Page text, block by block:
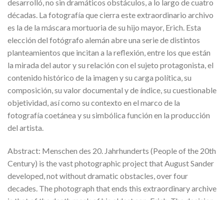
desarrolló, no sin dramáticos obstáculos, a lo largo de cuatro
décadas. La fotografía que cierra este extraordinario archivo
es la de la máscara mortuoria de su hijo mayor, Erich. Esta
elección del fotógrafo alemán abre una serie de distintos
planteamientos que incitan a la reflexión, entre los que están
la mirada del autor y su relación con el sujeto protagonista, el
contenido histórico de la imagen y su carga política, su
composición, su valor documental y de índice, su cuestionable
objetividad, así como su contexto en el marco de la
fotografía coetánea y su simbólica función en la producción
del artista.
Abstract: Menschen des 20. Jahrhunderts (People of the 20th
Century) is the vast photographic project that August Sander
developed, not without dramatic obstacles, over four
decades. The photograph that ends this extraordinary archive